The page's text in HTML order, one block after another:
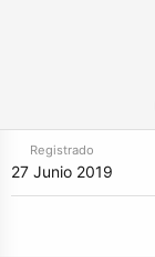
Registrado
27 Junio 2019